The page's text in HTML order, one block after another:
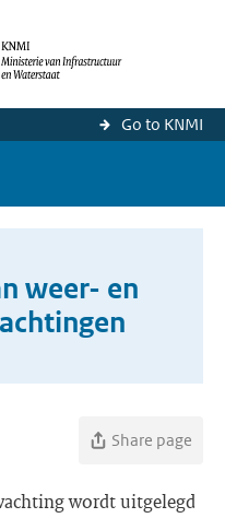
Go to KNMI
weer- en
Share page
wordt uitgelegd